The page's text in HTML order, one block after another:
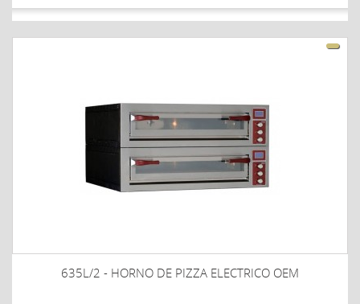
635L/2 - HORNO DE PIZZA ELECTRICO OEM